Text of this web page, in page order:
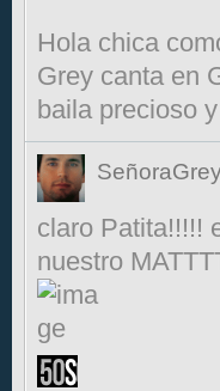
Hola chica
Grey canta en
baila precioso
claro Patita!!!!!
nuestro